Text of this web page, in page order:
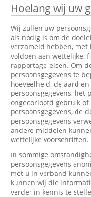
Hoelang wij uw
Wij zullen uw
als nodig is om de
verzameld hebben,
voldoen aan wettelijke,
rapportage-eisen. Om
persoonsgegevens te
hoeveelheid, de aard
persoonsgegevens, het
ongeoorloofd gebruik
persoonsgegevens, de
persoonsgegevens
andere middelen
wettelijke voorschriften.
In sommige
persoonsgegevens
met u in verband
kunnen wij die
verder in kennis te